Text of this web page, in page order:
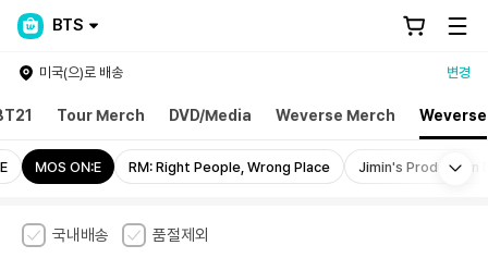
BTS
미국(으)로 배송 변경
Tour Merch DVD/Media Weverse Merch Weverse
MOS ON:E RM: Right People, Wrong Place Jimin's Production
국내배송 품절제외